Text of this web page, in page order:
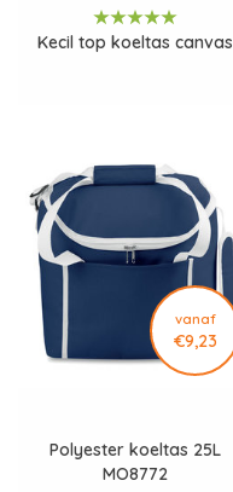
Kecil top koeltas canvas
vanaf
€9,23
Polyester koeltas 25L
MO8772